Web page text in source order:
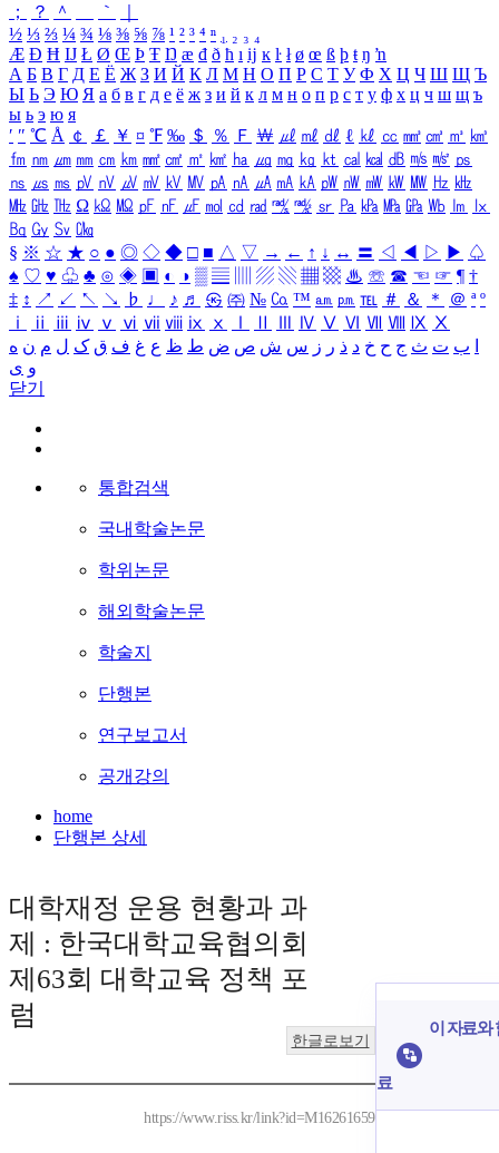
；
？ ＾ ｀
½ ⅓ ⅔ ¼ ¾ ⅛ ⅜ ⅝ ⅞ ¹ ² ³ ⁴ ⁿ ₁ ₂ ₃ ₄
Æ Ð Ħ Ĳ Ł Ø Œ Þ Ŧ Ŋ æ đ ð ħ ı ĳ ĸ ŀ ł ø œ ß þ ŧ ŋ ŉ
А Б В Г Д Е Ё Ж З И Й К Л М Н О П Р С Т У Ф Х Ц Ч Ш Щ Ъ
Ы Ь Э Ю Я а б в г д е ё ж з и й к л м н о п р с т у ф х ц ч ш щ ъ
ы ь э ю я
′ ″ ℃ Å ￠ ￡ ￥ ¤ ℉ ‰ ＄ ％ Ｆ ￦ ㎕ ㎖ ㎗ ℓ ㎘ ㏄ ㎣ ㎤ ㎥ ㎦
㎙ ㎚ ㎛ ㎜ ㎝ ㎞ ㎟ ㎠ ㎡ ㎢ ㏊ ㎍ ㎎ ㎏ ㏏ ㎈ ㎉ ㏈ ㎧ ㎨ ㎰
㎱ ㎲ ㎳ ㎴ ㎵ ㎶ ㎷ ㎸ ㎹ ㎀ ㎁ ㎂ ㎃ ㎄ ㎺ ㎻ ㎽ ㎾ ㎿ ㎐ ㎑
㎒ ㎓ ㎔ Ω ㏀ ㏁ ㎊ ㎋ ㎌ ㏖ ㏅ ㎭ ㎮ ㎯ ㏛ ㎩ ㎪ ㎫ ㎬ ㏝ ㏐
㏓
㏃ ㏉ ㏜ ㏆
§ ※ ☆ ★ ○ ● ◎ ◇ ◆ □ ■ △ ▽ → ← ↑ ↓ ↔ 〓 ◁ ◀ ▷ ▶ ♤
♠ ♡ ♥ ♧ ♣ ⊙ ◈ ▣ ◐ ◑ ▒ ▤ ▨ ▧ ▦ ▩ ♨ ☏ ☎ ☜ ☞ ¶ †
‡ ↕ ↗ ↙ ↖ ↘ ♭ ♩ ♪ ♬ ㉿ ㈜ № ㏇ ™ ㏂ ㏘ ℡ ＃ ＆ ＊ ＠ ª º
ⅰ
ⅱ ⅲ ⅳ ⅴ ⅵ ⅶ ⅷ ⅸ ⅹ Ⅳ Ⅴ Ⅵ Ⅶ Ⅷ Ⅸ Ⅹ
ب ت ث ج ح خ د ذ ر ز س ش ص ض ط ظ ع غ ف ق ک ل م ن ه
و ی
닫기
통합검색
국내학술논문
학위논문
해외학술논문
학술지
단행본
연구보고서
공개강의
home
단행본 상세
대학재정 운용 현황과 과
제 : 한국대학교육협의회
제63회 대학교육 정책 포
럼
한글로보기
https://www.riss.kr/link?id=M16261659
이 자료와
료